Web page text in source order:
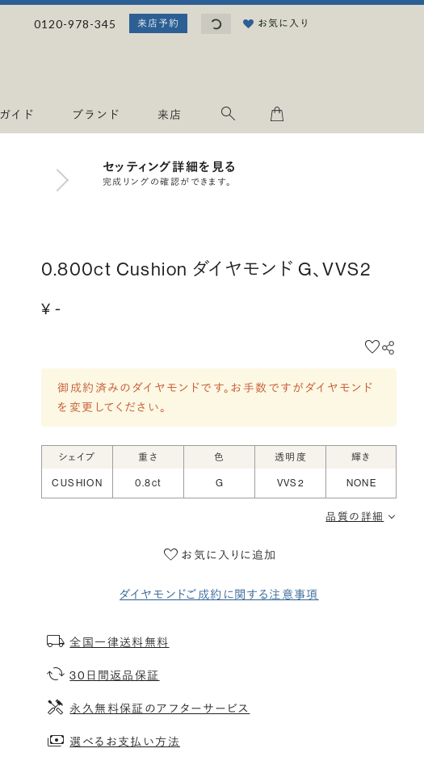
0120-978-345 来店予約 読み込み中...お気に入り
ガイド ブランド 来店
セッティング詳細を見る
完成リングの確認ができます。
0.800ct Cushion ダイヤモンド G、VVS2
¥ -
御成約済みのダイヤモンドです。お手数ですがダイヤモンド
を変更してください。
シェイプ 重さ 色 透明度 輝き
CUSHION 0.8ct G VVS2 NONE
品質の詳細
お気に入りに追加
ダイヤモンドご成約に関する注意事項
全国一律送料無料
30日間返品保証
永久無料保証のアフターサービス
選べるお支払い方法